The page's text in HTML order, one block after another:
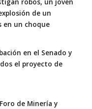
de un
en un choque
en el Senado y
el proyecto de
de Minería y